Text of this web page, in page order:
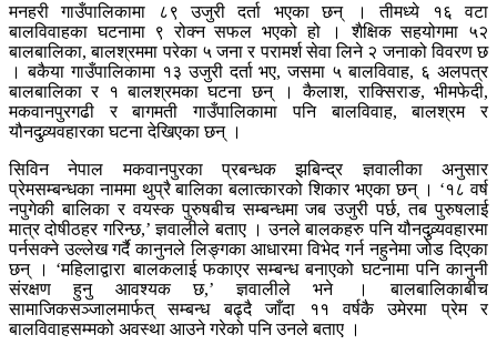
मनहरी गाउँपालिकामा ८९ उजुरी दर्ता भएका छन् । तीमध्ये १६ वटा
बालविवाहका घटनामा ९ रोक्न सफल भएको हो । शैक्षिक सहयोगमा ५२
बालबालिका, बालश्रममा परेका ५ जना र परामर्श सेवा लिने २ जनाको विवरण छ
। बकैया गाउँपालिकामा १३ उजुरी दर्ता भए, जसमा ५ बालविवाह, ६ अलपत्र
बालबालिका र १ बालश्रमका घटना छन् । कैलाश, राक्सिराङ, भीमफेदी,
मकवानपुरगढी र बागमती गाउँपालिकामा पनि बालविवाह, बालश्रम र
यौनदुव्र्यवहारका घटना देखिएका छन् ।
सिविन नेपाल मकवानपुरका प्रबन्धक झबिन्द्र ज्ञवालीका अनुसार
प्रेमसम्बन्धका नाममा थुप्रै बालिका बलात्कारको शिकार भएका छन् । ‘१८ वर्ष
नपुगेकी बालिका र वयस्क पुरुषबीच सम्बन्धमा जब उजुरी पर्छ, तब पुरुषलाई
मात्र दोषीठहर गरिन्छ,’ ज्ञवालीले बताए । उनले बालकहरु पनि यौनदुव्र्यवहारमा
पर्नसक्ने उल्लेख गर्दै कानुनले लिङ्गका आधारमा विभेद गर्न नहुनेमा जोड दिएका
छन् । ‘महिलाद्वारा बालकलाई फकाएर सम्बन्ध बनाएको घटनामा पनि कानुनी
संरक्षण हुनु आवश्यक छ,’ ज्ञवालीले भने । बालबालिकाबीच
सामाजिकसञ्जालमार्फत् सम्बन्ध बढ्दै जाँदा ११ वर्षकै उमेरमा प्रेम र
बालविवाहसम्मको अवस्था आउने गरेको पनि उनले बताए ।